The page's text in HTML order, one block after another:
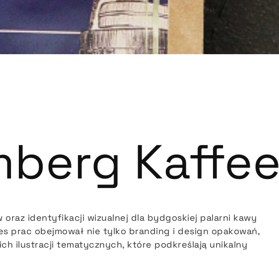
Kaffee
oraz identyfikacji wizualnej dla bydgoskiej palarni kawy
prac obejmował nie tylko branding i design opakowań,
ilustracji tematycznych, które podkreślają unikalny